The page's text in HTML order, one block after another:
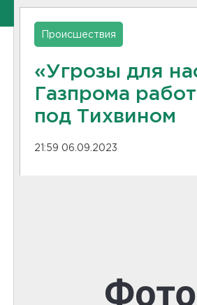
Происшествия
«Угрозы для
Газпрома
под Тихвином
21:59 06.09.2023